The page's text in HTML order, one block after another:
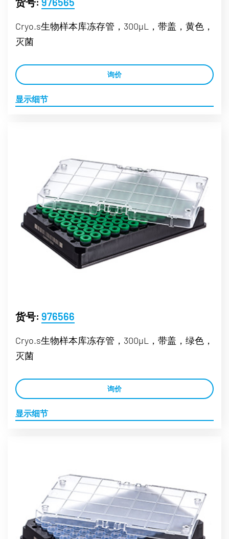
Cryo.s生物样本库冻存管，300µL，带盖，黄色，
灭菌
询价
显示细节
货号: 976566
Cryo.s生物样本库冻存管，300µL，带盖，绿色，
灭菌
询价
显示细节